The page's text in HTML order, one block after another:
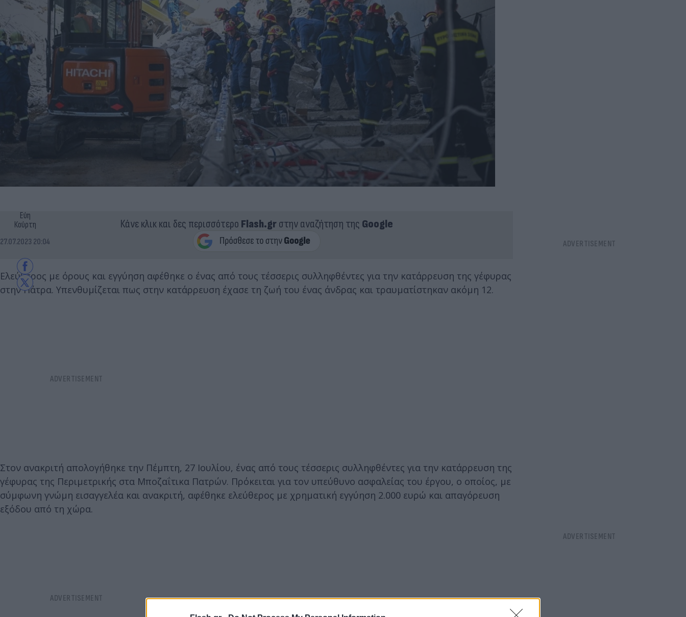
Εύη
Κούρτη
27.07.2023 20:04
Κάνε κλικ και δες περισσότερο Flash.grστην αναζήτηση της Google
Ελεύθερος με όρους και εγγύηση αφέθηκε ο ένας από τους τέσσερις συλληφθέντες για την κατάρρευση της γέφυρας
στην Πάτρα. Υπενθυμίζεται πως στην κατάρρευση έχασε τη ζωή του ένας άνδρας και τραυματίστηκαν ακόμη 12.
Στον ανακριτή απολογήθηκε την Πέμπτη, 27 Ιουλίου, ένας από τους τέσσερις συλληφθέντες για την κατάρρευση της
γέφυρας της Περιμετρικής στα Μποζαΐτικα Πατρών. Πρόκειται για τον υπεύθυνο ασφαλείας του έργου, ο οποίος, με
σύμφωνη γνώμη εισαγγελέα και ανακριτή, αφέθηκε ελεύθερος με χρηματική εγγύηση 2.000 ευρώ και απαγόρευση
εξόδου από τη χώρα.